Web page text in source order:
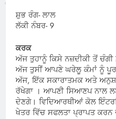
ਸ਼ੁਭ ਰੰਗ- ਲਾਲ
ਲੱਕੀ ਨੰਬਰ- 9
ਕਰਕ
ਅੱਜ ਤੁਹਾਨੂੰ ਕਿਸੇ ਨਜ਼ਦੀਕੀ ਤੋਂ ਚੰਗੀ
ਅੱਜ ਤੁਸੀਂ ਆਪਣੇ ਘਰੇਲੂ ਕੰਮਾਂ ਨੂੰ
ਅੱਜ, ਇੱਕ ਸਕਾਰਾਤਮਕ ਅਤੇ
ਰੱਖੇਗਾ । ਆਪਣੀ ਸਿਆਣਪ ਨਾਲ
ਦੇਣਗੇ। ਵਿਦਿਆਰਥੀਆਂ ਕੋਲ
ਖੇਤਰ ਵਿੱਚ ਸਫਲਤਾ ਪ੍ਰਾਪਤ ਕਰਨ